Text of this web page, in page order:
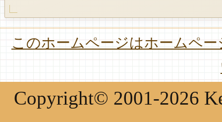
このホームページはホームペ
Copyright© 2001-2026